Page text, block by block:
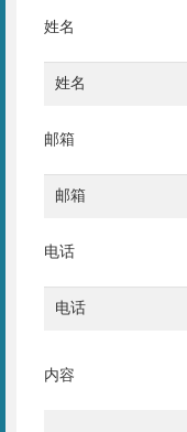
姓名
邮箱
电话
内容